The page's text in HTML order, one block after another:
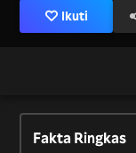
Ikuti
Fakta Ringkas